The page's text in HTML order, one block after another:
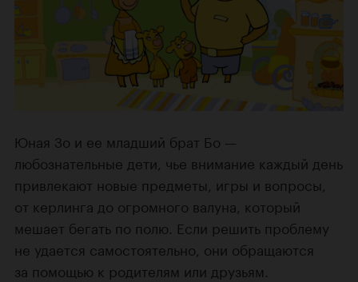
Юная Зо и ее младший брат Бо —
любознательные дети, чье внимание каждый день
привлекают новые предметы, игры и вопросы,
от керлинга до огромного валуна, который
мешает бегать по полю. Если решить проблему
не удается самостоятельно, они обращаются
за помощью к родителям или друзьям.